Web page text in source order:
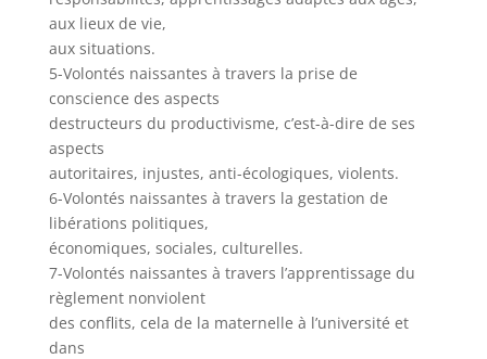
aux lieux de vie,
aux situations.
5-Volontés naissantes à travers la prise de
conscience des aspects
destructeurs du productivisme, c’est-à-dire de ses
aspects
autoritaires, injustes, anti-écologiques, violents.
6-Volontés naissantes à travers la gestation de
libérations politiques,
économiques, sociales, culturelles.
7-Volontés naissantes à travers l’apprentissage du
règlement nonviolent
des conflits, cela de la maternelle à l’université et
dans